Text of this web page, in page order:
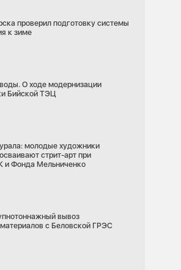
проверил подготовку системы
к зиме
О ходе модернизации
Бийской ТЭЦ
молодые художники
стрит-арт при
и Фонда Мельниченко
вывоз
с Беловской ГРЭС